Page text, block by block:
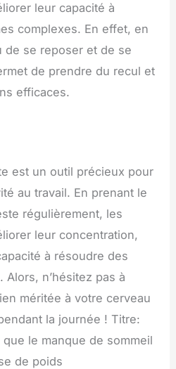
leur capacité à
complexes. En effet, en
de se reposer et de se
de prendre du recul et
efficaces.
est un outil précieux pour
au travail. En prenant le
régulièrement, les
leur concentration,
à résoudre des
n’hésitez pas à
méritée à votre cerveau
la journée ! Titre:
le manque de sommeil
de poids